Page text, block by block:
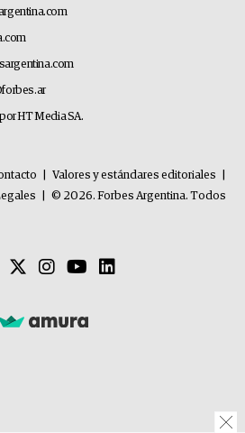
HT Media SA.
Valores y estándares editoriales
© 2026. Forbes Argentina. Todos